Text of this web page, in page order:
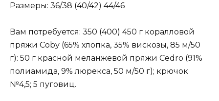
Размеры: 36/38 (40/42) 44/46
Вам потребуется: 350 (400) 450 г коралловой
пряжи Соbу (65% хлопка, 35% вискозы, 85 м/50
г): 50 г красной меланжевой пряжи Cedro (91%
полиамида, 9% люрекса, 50 м/50 г); крючок
№4,5; 5 пуговиц.